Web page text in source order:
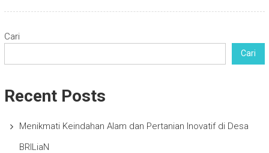
Cari
Cari
Recent Posts
Menikmati Keindahan Alam dan Pertanian Inovatif di Desa
BRILiaN